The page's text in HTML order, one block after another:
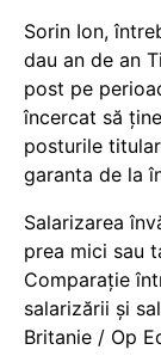
Sorin Ion,
dau an de an
post pe
încercat să
posturile
garanta de la
Salarizarea
prea mici sau
Comparație
salarizării și
Britanie / Op